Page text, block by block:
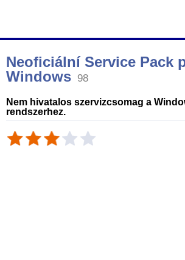
Neoficiální Service Pack
Windows 98
Nem hivatalos szervizcsomag a
rendszerhez.